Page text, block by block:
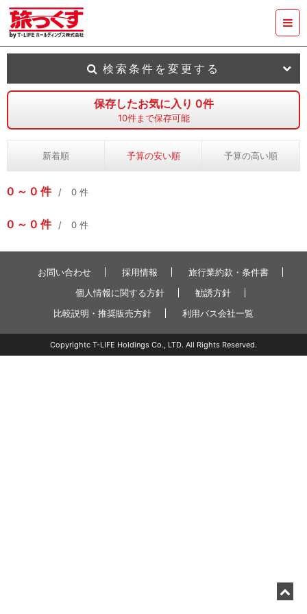
保存したお気に入り 0件
10件まで保存可能
新着順 予算の安い順 予算の高い順
0 0 件 0 件
0 0 件 0 件
検索条件を変更する
お問い合わせ 採用情報
旅行業約款・条件書
個人情報に関する方針
勧誘方針
比較説明・推奨販売方針
利用バス会社一覧
Copyrightc T-LIFE Holdings Co., LTD. All Rights Reserved.